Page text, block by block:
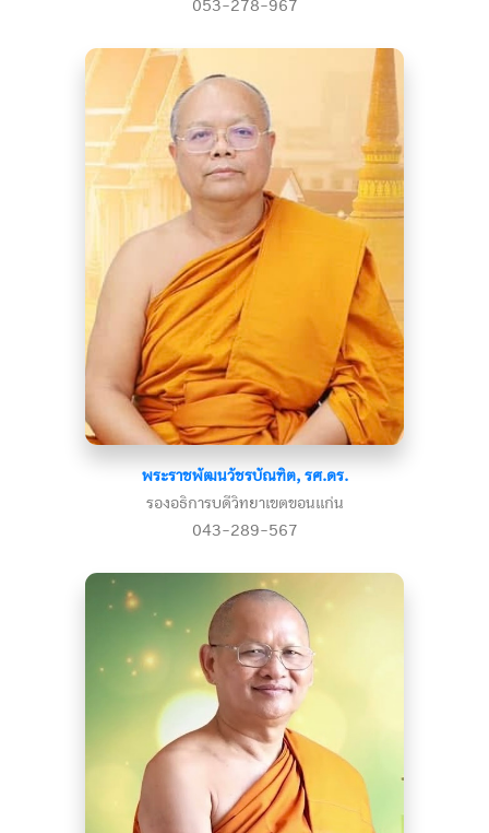
053-278-967
พระราชพัฒนวัชรบัณฑิต, รศ.ดร.
รองอธิการบดีวิทยาเขตขอนแก่น
043-289-567